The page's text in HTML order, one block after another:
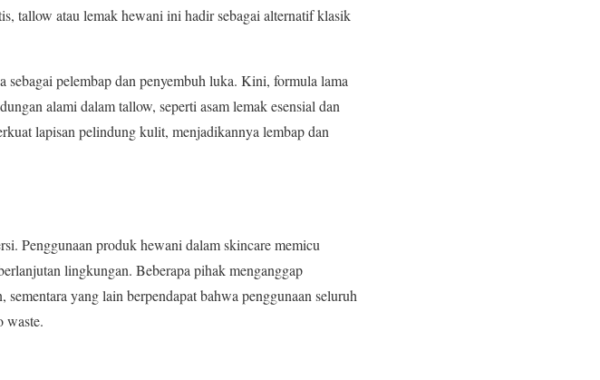
tallow atau lemak hewani ini hadir sebagai alternatif klasik
pelembap dan penyembuh luka. Kini, formula lama
alami dalam tallow, seperti asam lemak esensial dan
lapisan pelindung kulit, menjadikannya lembap dan
Penggunaan produk hewani dalam skincare memicu
lingkungan. Beberapa pihak menganggap
yang lain berpendapat bahwa penggunaan seluruh
waste.